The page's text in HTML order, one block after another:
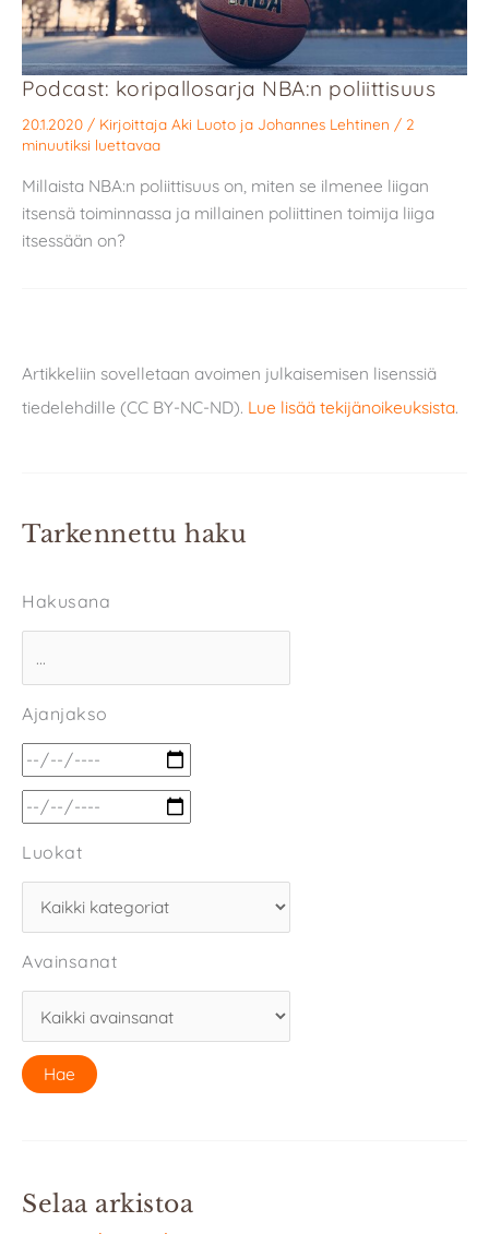
Podcast: koripallosarja NBA:n poliittisuus
20.1.2020 / Kirjoittaja Aki Luoto ja Johannes Lehtinen / 2
minuutiksi luettavaa
Millaista NBA:n poliittisuus on, miten se ilmenee liigan
itsensä toiminnassa ja millainen poliittinen toimija liiga
itsessään on?
Artikkeliin sovelletaan avoimen julkaisemisen lisenssiä
tiedelehdille (CC BY-NC-ND). Lue lisää tekijänoikeuksista.
Tarkennettu haku
Hakusana
Ajanjakso
Luokat
Avainsanat
Selaa arkistoa